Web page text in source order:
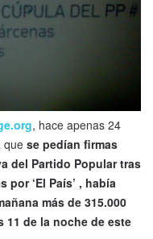
, hace apenas 24
que se pedían firmas
del Partido Popular tras
‘El País’ , había
más de 315.000
de la noche de este